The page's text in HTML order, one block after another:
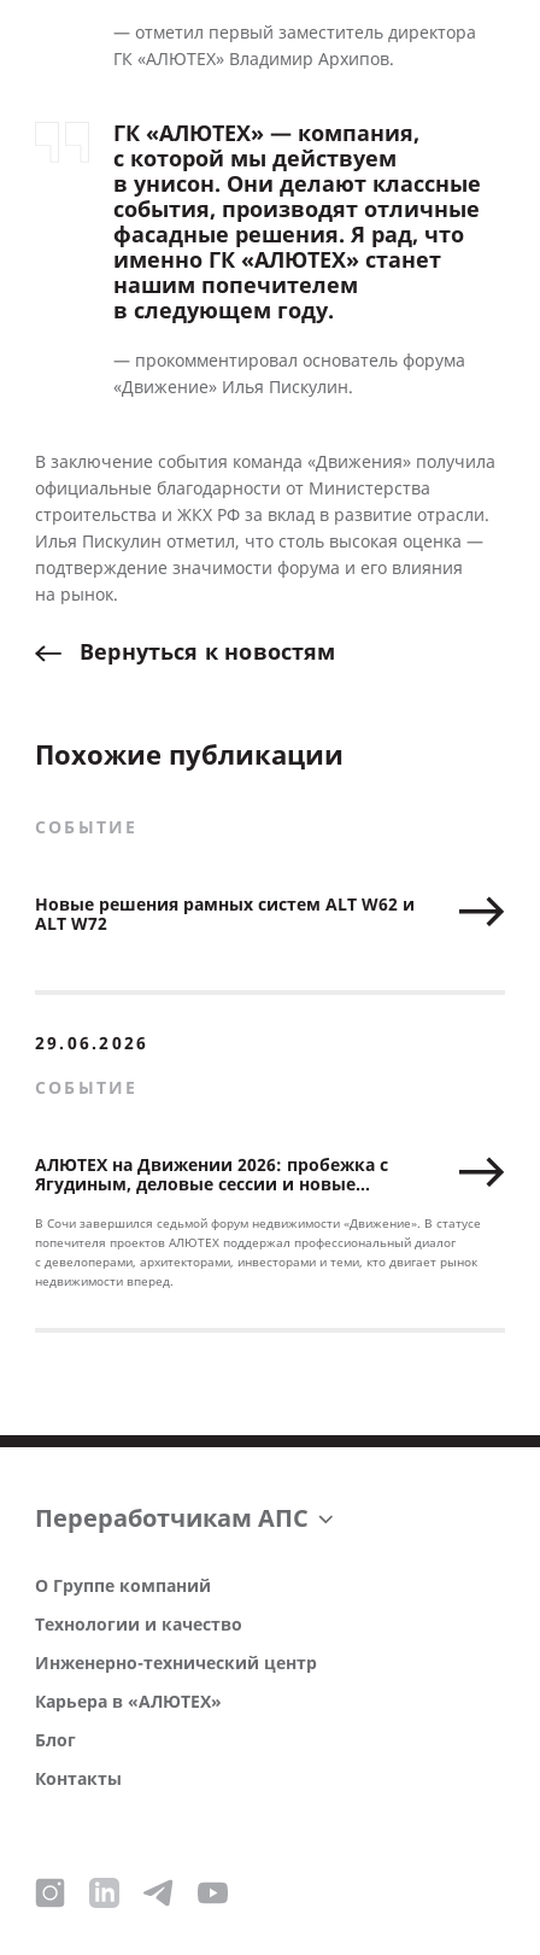
— отметил первый заместитель директора
ГК «АЛЮТЕХ» Владимир Архипов.
ГК «АЛЮТЕХ» — компания,
с которой мы действуем
в унисон. Они делают классные
события, производят отличные
фасадные решения. Я рад, что
именно ГК «АЛЮТЕХ» станет
нашим попечителем
в следующем году.
— прокомментировал основатель форума
«Движение» Илья Пискулин.
В заключение события команда «Движения» получила
официальные благодарности от Министерства
строительства и ЖКХ РФ за вклад в развитие отрасли.
Илья Пискулин отметил, что столь высокая оценка —
подтверждение значимости форума и его влияния
на рынок.
Вернуться к новостям
Похожие публикации
СОБЫТИЕ
Новые решения рамных систем ALT W62 и
ALT W72
29.06.2026
СОБЫТИЕ
АЛЮТЕХ на Движении 2026: пробежка с
Ягудиным, деловые сессии и новые
В Сочи завершился седьмой форум недвижимости «Движение». В статусе
попечителя проектов АЛЮТЕХ поддержал профессиональный диалог
с девелоперами, архитекторами, инвесторами и теми, кто двигает рынок
недвижимости вперед.
Переработчикам АПС
О Группе компаний
Технологии и качество
Инженерно-технический центр
Карьера в «АЛЮТЕХ»
Блог
Контакты